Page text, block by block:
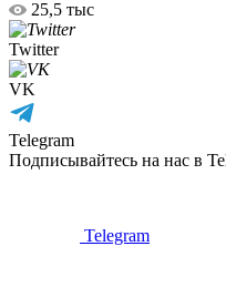
25,5 тыс
Twitter
VK
Telegram
Подписывайтесь на нас в
Telegram